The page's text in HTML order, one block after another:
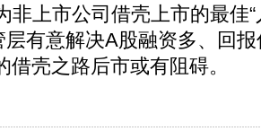
非上市公司借壳上市的最佳
有意解决A股融资多、回
借壳之路后市或有阻碍。